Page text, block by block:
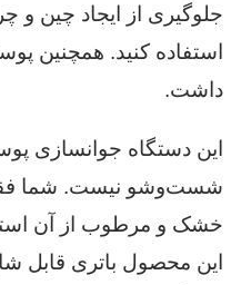
جلوگیری از ایجاد چین و
استفاده کنید. همچنین
داشت.
این دستگاه جوانسازی
شست‌وشو نیست. شما
خشک و مرطوب از آن
این محصول باتری قابل